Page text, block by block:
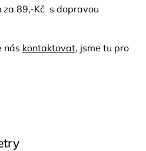
za 89,-Kč s dopravou
nás kontaktovat, jsme tu pro